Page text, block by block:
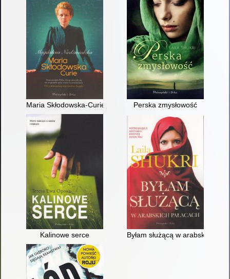
Maria Skłodowska-Curie Perska zmysłowość
Kalinowe serce Byłam służącą w arabskich